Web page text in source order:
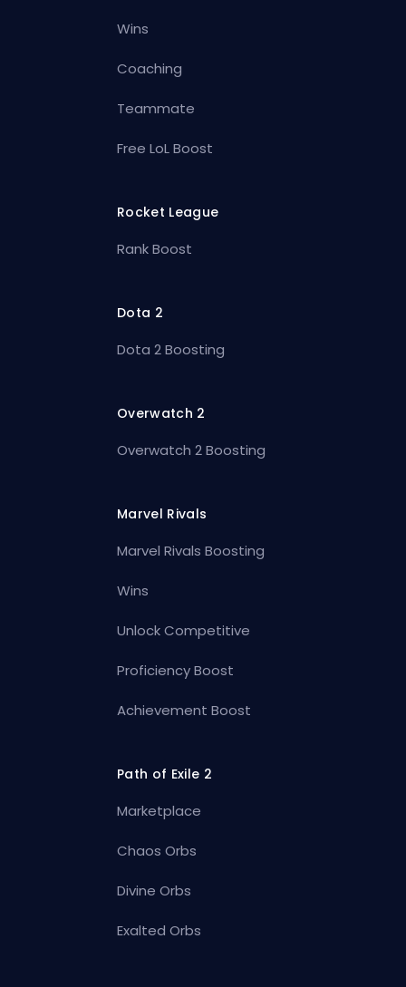
Wins
Coaching
Teammate
Free LoL Boost
Rocket League
Rank Boost
Dota 2
Dota 2 Boosting
Overwatch 2
Overwatch 2 Boosting
Marvel Rivals
Marvel Rivals Boosting
Wins
Unlock Competitive
Proficiency Boost
Achievement Boost
Path of Exile 2
Marketplace
Chaos Orbs
Divine Orbs
Exalted Orbs